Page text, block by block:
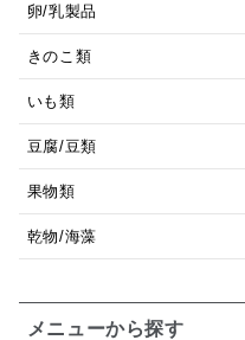
卵/乳製品
きのこ類
いも類
豆腐/豆類
果物類
乾物/海藻
メニューから探す